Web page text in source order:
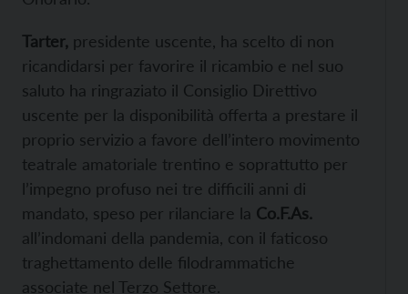
Tarter, presidente uscente, ha scelto di non
ricandidarsi per favorire il ricambio e nel suo
saluto ha ringraziato il Consiglio Direttivo
uscente per la disponibilità offerta a prestare il
proprio servizio a favore dell’intero movimento
teatrale amatoriale trentino e soprattutto per
l’impegno profuso nei tre difficili anni di
mandato, speso per rilanciare la Co.F.As.
all’indomani della pandemia, con il faticoso
traghettamento delle filodrammatiche
associate nel Terzo Settore.